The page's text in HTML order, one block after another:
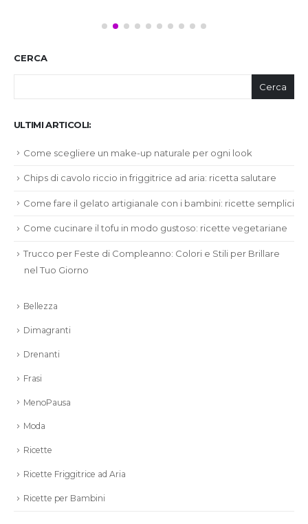
CERCA
Cerca
ULTIMI ARTICOLI:
Come scegliere un make-up naturale per ogni look
Chips di cavolo riccio in friggitrice ad aria: ricetta salutare
Come fare il gelato artigianale con i bambini: ricette semplici
Come cucinare il tofu in modo gustoso: ricette vegetariane
Trucco per Feste di Compleanno: Colori e Stili per Brillare
nel Tuo Giorno
Bellezza
Dimagranti
Drenanti
Frasi
MenoPausa
Moda
Ricette
Ricette Friggitrice ad Aria
Ricette per Bambini